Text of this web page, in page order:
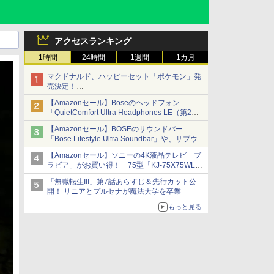
アクセスランキング
1時間 24時間 1週間 1カ月
マクドナルド、ハッピーセット「ポケモン」発
売決定！
ポケモン30周年記念で30匹が大集合
【Amazonセール】Boseのヘッドフォン
「QuietComfort Ultra Headphones LE（第2世
代）」などお買い得価格で登場
イマーシブオーディオで臨場感ある音楽体験が
楽しめる
【Amazonセール】BOSEのサウンドバー
「Bose Lifestyle Ultra Soundbar」や、サブウー
ファー「Bose Lifestyle Ultra Subwoofer」など
お買い得！
【Amazonセール】ソニーの4K液晶テレビ「ブ
ラビア」がお買い得！ 75型「KJ-75X75WL」
などラインナップ
「無職転生III」第7話あらすじ＆先行カット公
開！ リニアとプルセナが魔法大学を卒業
もっと見る